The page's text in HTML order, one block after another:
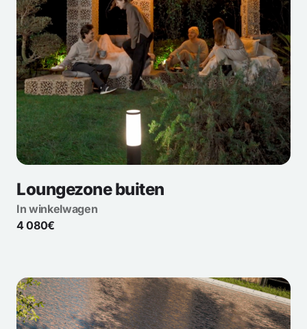
Loungezone buiten
In winkelwagen
4 080€